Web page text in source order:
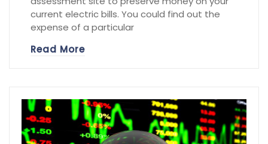
current electric bills. You could find out the
expense of a particular
Read More